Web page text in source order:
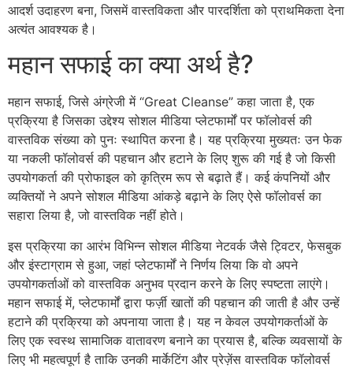
आदर्श उदाहरण बना, जिसमें वास्तविकता और पारदर्शिता को प्राथमिकता देना
अत्यंत आवश्यक है।
महान सफाई का क्या अर्थ है?
महान सफाई, जिसे अंग्रेजी में “Great Cleanse” कहा जाता है, एक
प्रक्रिया है जिसका उद्देश्य सोशल मीडिया प्लेटफार्मों पर फॉलोवर्स की
वास्तविक संख्या को पुनः स्थापित करना है। यह प्रक्रिया मुख्यतः उन फेक
या नकली फॉलोवर्स की पहचान और हटाने के लिए शुरू की गई है जो किसी
उपयोगकर्ता की प्रोफाइल को कृत्रिम रूप से बढ़ाते हैं। कई कंपनियों और
व्यक्तियों ने अपने सोशल मीडिया आंकड़े बढ़ाने के लिए ऐसे फॉलोवर्स का
सहारा लिया है, जो वास्तविक नहीं होते।
इस प्रक्रिया का आरंभ विभिन्न सोशल मीडिया नेटवर्क जैसे ट्विटर, फेसबुक
और इंस्टाग्राम से हुआ, जहां प्लेटफार्मों ने निर्णय लिया कि वो अपने
उपयोगकर्ताओं को वास्तविक अनुभव प्रदान करने के लिए स्पष्टता लाएंगे।
महान सफाई में, प्लेटफार्मों द्वारा फर्ज़ी खातों की पहचान की जाती है और उन्हें
हटाने की प्रक्रिया को अपनाया जाता है। यह न केवल उपयोगकर्ताओं के
लिए एक स्वस्थ सामाजिक वातावरण बनाने का प्रयास है, बल्कि व्यवसायों के
लिए भी महत्वपूर्ण है ताकि उनकी मार्केटिंग और प्रेज़ेंस वास्तविक फॉलोवर्स